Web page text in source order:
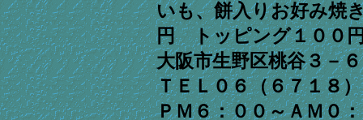
いも、餅入りお好み焼
円 トッピング１００
大阪市生野区桃谷３－
ＴＥＬ０６（６７１８
ＰＭ６：００～ＡＭ０